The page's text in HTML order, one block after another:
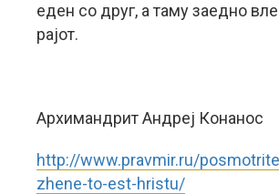
еден со друг, а таму заедно
рајот.
Архимандрит Андреј Конанос
http://www.pravmir.ru/
zhene-to-est-hristu/